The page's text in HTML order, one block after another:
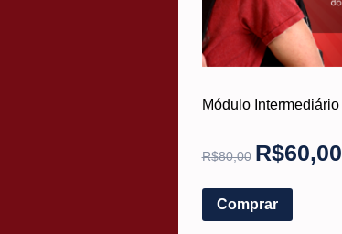
Módulo Intermediário
R$80,00 R$60,00
Comprar